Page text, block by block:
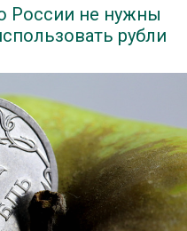
России не нужны
рубли